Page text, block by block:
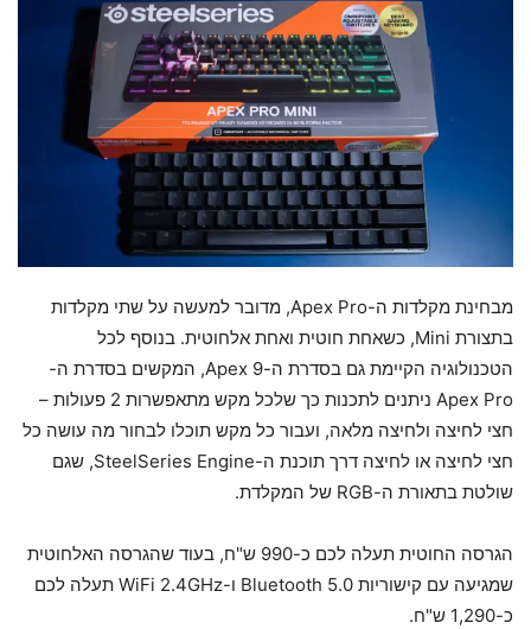
מבחינת מקלדות ה-Apex Pro, מדובר למעשה על שתי מקלדות
בתצורת Mini, כשאחת חוטית ואחת אלחוטית. בנוסף לכל
הטכנולוגיה הקיימת גם בסדרת ה-Apex 9, המקשים בסדרת ה-
Apex Pro ניתנים לתכנות כך שלכל מקש מתאפשרות 2 פעולות –
חצי לחיצה ולחיצה מלאה, ועבור כל מקש תוכלו לבחור מה עושה כל
חצי לחיצה או לחיצה דרך תוכנת ה-SteelSeries Engine, שגם
שולטת בתאורת ה-RGB של המקלדת.
הגרסה החוטית תעלה לכם כ-990 ש"ח, בעוד שהגרסה האלחוטית
שמגיעה עם קישוריות Bluetooth 5.0 ו-WiFi 2.4GHz תעלה לכם
כ-1,290 ש"ח.